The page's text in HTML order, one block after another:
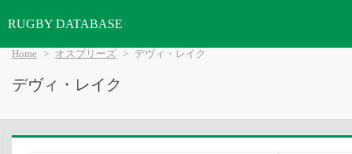
RUGBY DATABASE
Home オスプリーズ デヴィ・レイク
デヴィ・レイク